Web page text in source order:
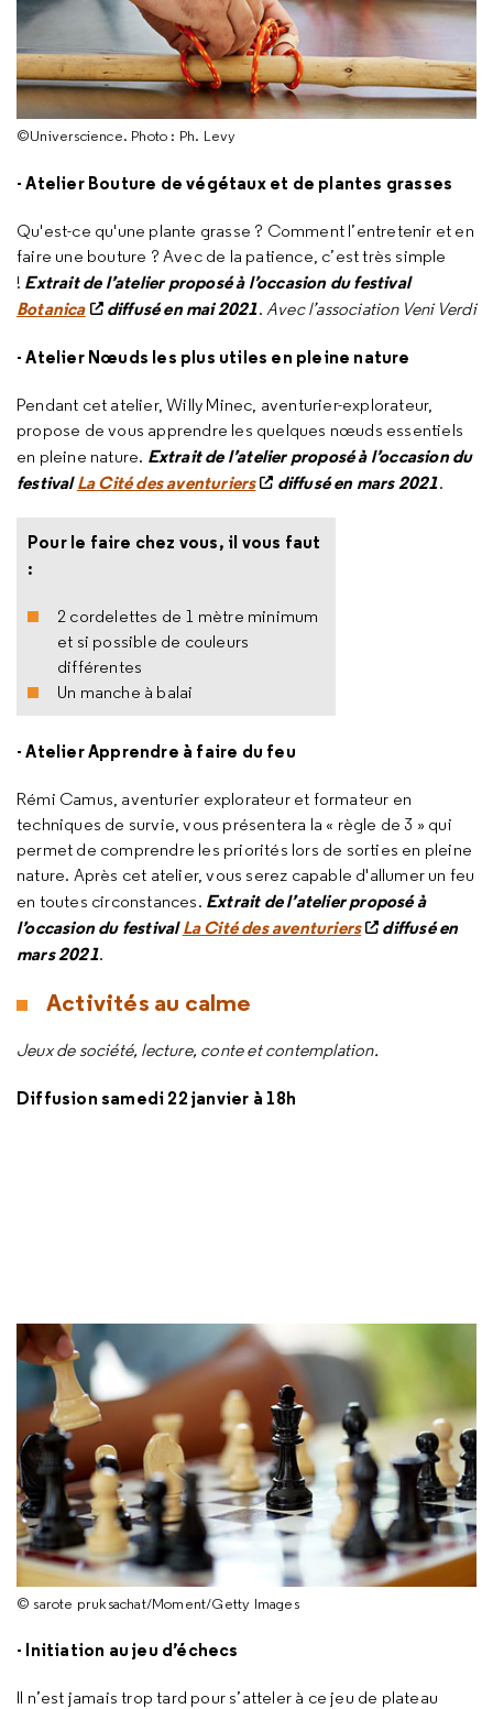
©Universcience. Photo : Ph. Levy
- Atelier Bouture de végétaux et de plantes grasses
Qu'est-ce qu'une plante grasse ? Comment l’entretenir et en
faire une bouture ? Avec de la patience, c’est très simple
! Extrait de l’atelier proposé à l’occasion du festival
Botanica
diffusé en mai 2021.Avec l’association Veni Verdi
- Atelier Nœuds les plus utiles en pleine nature
Pendant cet atelier, Willy Minec, aventurier-explorateur,
propose de vous apprendre les quelques nœuds essentiels
en pleine nature. Extrait de l’atelier proposé à l’occasion du
festivalLa Cité des aventuriers diffusé en mars 2021.
Pour le faire chez vous, il vous faut
:
2 cordelettes de 1 mètre minimum
et si possible de couleurs
différentes
Un manche à balai
- Atelier Apprendre à faire du feu
Rémi Camus, aventurier explorateur et formateur en
techniques de survie, vous présentera la « règle de 3 » qui
permet de comprendre les priorités lors de sorties en pleine
nature. Après cet atelier, vous serez capable d'allumer un feu
en toutes circonstances. Extrait de l’atelier proposé à
l’occasion du festivalLa Cité des aventuriers
diffusé en
mars 2021.
Activités au calme
Jeux de société, lecture, conte et contemplation.
Diffusion samedi 22 janvier à 18h
© sarote pruksachat/Moment/Getty Images
- Initiation au jeu d’échecs
Il n’est jamais trop tard pour s’atteler à ce jeu de plateau